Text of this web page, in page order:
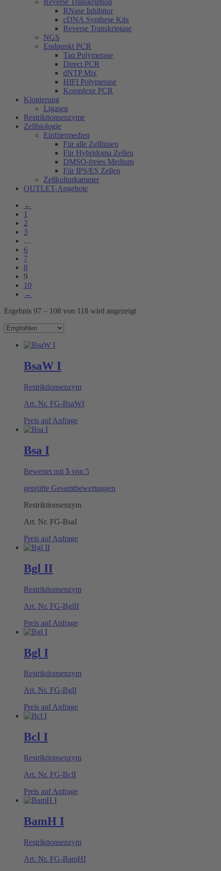
Reverse Transkription
RNase Inhibitor
cDNA Synthese Kits
Reverse Transkriptase
NGS
Endpunkt PCR
Taq Polymerase
Direct PCR
dNTP Mix
HIFI Polymerase
Komplexe PCR
Klonierung
Ligasen
Restriktionsenzyme
Zellbiologie
Einfriermedien
Für alle Zelllinien
Für Hybridoma Zellen
DMSO-freies Medium
Für IPS/ES Zellen
Zellkulturkammer
OUTLET-Angebote
←
1
2
3
…
6
7
8
9
10
→
Ergebnis 97 – 108 von 118 wird angezeigt
BsaW I
Restriktionsenzym
Art. Nr. FG-BsaWI
Preis auf Anfrage
Bsa I
Bewertet mit 5 von 5
geprüfte Gesamtbewertungen
Restriktionsenzym
Art. Nr. FG-BsaI
Preis auf Anfrage
Bgl II
Restriktionsenzym
Art. Nr. FG-BglII
Preis auf Anfrage
Bgl I
Restriktionsenzym
Art. Nr. FG-BglI
Preis auf Anfrage
Bcl I
Restriktionsenzym
Art. Nr. FG-BclI
Preis auf Anfrage
BamH I
Restriktionsenzym
Art. Nr. FG-BamHI